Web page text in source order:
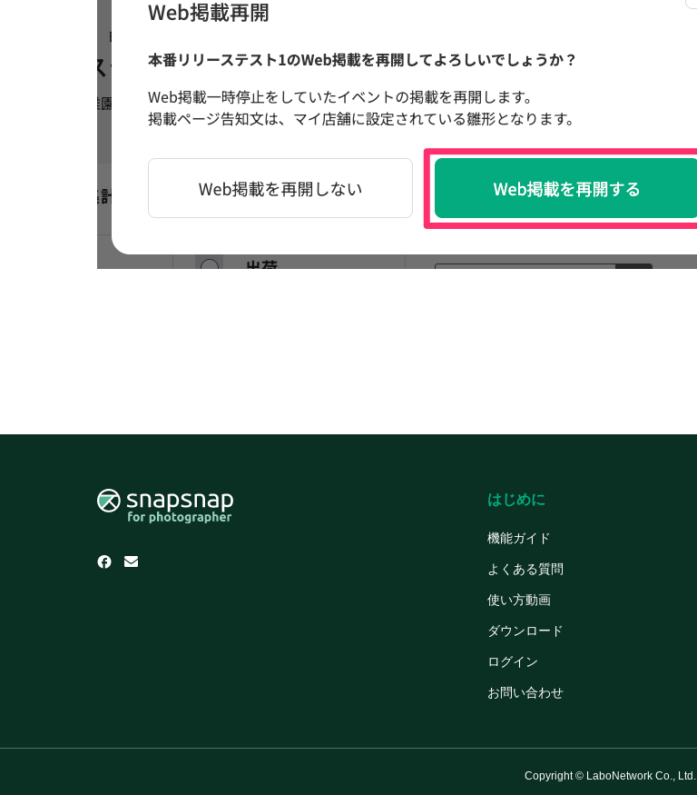
はじめに
機能ガイド
よくある質問
使い方動画
ダウンロード
ログイン
お問い合わせ
Copyright © LaboNetwork Co., Ltd.